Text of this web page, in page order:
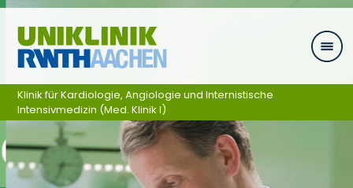
Zum Inhalt springen
Klinik für Kardiologie, Angiologie und Internistische
Intensivmedizin (Med. Klinik I)